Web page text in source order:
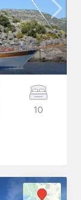
10